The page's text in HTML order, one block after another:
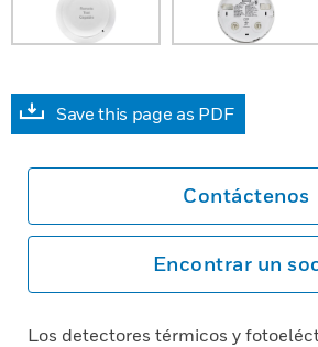
Save this page as PDF
Contáctenos
Encontrar un
Los detectores térmicos y